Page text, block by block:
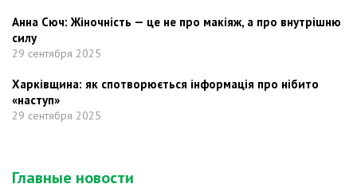
Анна Сюч: Жіночність — це не про макіяж, а про внутрішню
силу
29 сентября 2025
Харківщина: як спотворюється інформація про нібито
«наступ»
29 сентября 2025
Главные новости